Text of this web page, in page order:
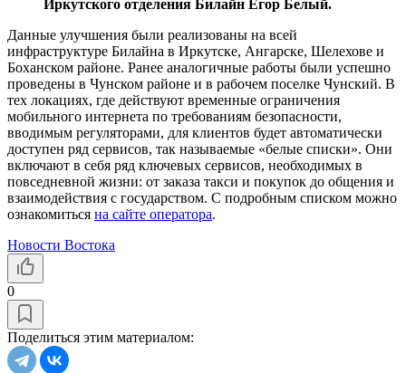
Иркутского отделения Билайн Егор Белый.
Данные улучшения были реализованы на всей
инфраструктуре Билайна в Иркутске, Ангарске, Шелехове и
Боханском районе. Ранее аналогичные работы были успешно
проведены в Чунском районе и в рабочем поселке Чунский. В
тех локациях, где действуют временные ограничения
мобильного интернета по требованиям безопасности,
вводимым регуляторами, для клиентов будет автоматически
доступен ряд сервисов, так называемые «белые списки». Они
включают в себя ряд ключевых сервисов, необходимых в
повседневной жизни: от заказа такси и покупок до общения и
взаимодействия с государством. С подробным списком можно
ознакомиться на сайте оператора.
Новости Востока
0
Поделиться этим материалом: